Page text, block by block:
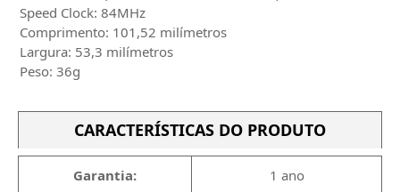
Speed Clock: 84MHz
Comprimento: 101,52 milímetros
Largura: 53,3 milímetros
Peso: 36g
CARACTERÍSTICAS DO PRODUTO
Garantia: 1 ano